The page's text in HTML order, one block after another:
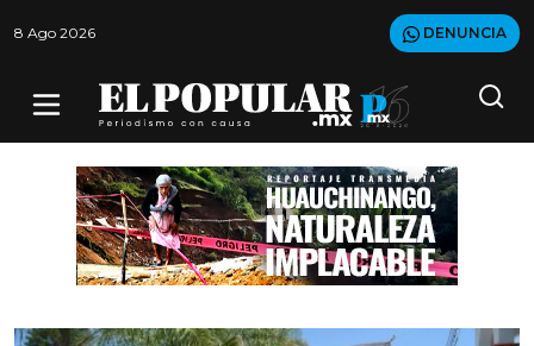
8 Ago 2026 DENUNCIA